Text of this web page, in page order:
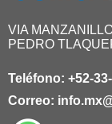
VIA
PEDRO
Teléfono: +52-
Correo: